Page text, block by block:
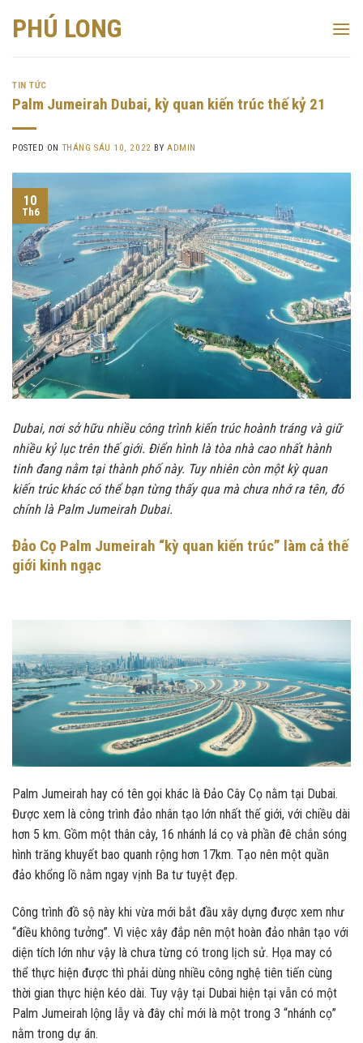
PHÚ LONG
TIN TỨC
Palm Jumeirah Dubai, kỳ quan kiến trúc thế kỷ 21
POSTED ON THÁNG SÁU 10, 2022 BY ADMIN
10
Th6
Dubai, nơi sở hữu nhiều công trình kiến trúc hoành tráng và giữ
nhiều kỷ lục trên thế giới. Điển hình là tòa nhà cao nhất hành
tinh đang nằm tại thành phố này. Tuy nhiên còn một kỳ quan
kiến trúc khác có thể bạn từng thấy qua mà chưa nhớ ra tên, đó
chính là Palm Jumeirah Dubai.
Đảo Cọ Palm Jumeirah “kỳ quan kiến trúc” làm cả thế
giới kinh ngạc
Palm Jumeirah hay có tên gọi khác là Đảo Cây Cọ nằm tại Dubai.
Được xem là công trình đảo nhân tạo lớn nhất thế giới, với chiều dài
hơn 5 km. Gồm một thân cây, 16 nhánh lá cọ và phần đê chắn sóng
hình trăng khuyết bao quanh rộng hơn 17km. Tạo nên một quần
đảo khổng lồ nằm ngay vịnh Ba tư tuyệt đẹp.
Công trình đồ sộ này khi vừa mới bắt đầu xây dựng được xem như
“điều không tưởng”. Vì việc xây đắp nên một hoàn đảo nhân tạo với
diện tích lớn như vậy là chưa từng có trong lịch sử. Họa may có
thể thực hiện được thì phải dùng nhiều công nghệ tiên tiến cùng
thời gian thực hiện kéo dài. Tuy vậy tại Dubai hiện tại vẫn có một
Palm Jumeirah lộng lẫy và đây chỉ mới là một trong 3 “nhánh cọ”
nằm trong dự án.